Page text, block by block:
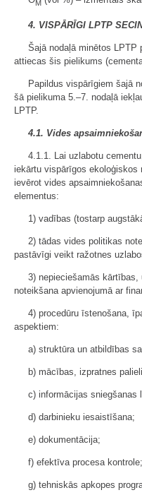
M
4. VISPĀRĪGI LPTP
Šajā nodaļā minētos LPTP
attiecas šis pielikums
Papildus vispārīgiem šajā
šā pielikuma 5.–7. nodaļā
LPTP.
4.1. Vides
4.1.1. Lai uzlabotu
iekārtu vispārīgos
ievērot vides
elementus:
1) vadības (tostarp
2) tādas vides politikas
pastāvīgi veikt ražotnes
3) nepieciešamās kārtības,
noteikšana apvienojumā ar
4) procedūru īstenošana,
aspektiem:
a) struktūra un atbildības
b) mācības, izpratnes
c) informācijas sniegšanas
d) darbinieku iesaistīšana;
e) dokumentācija;
f) efektīva procesa kontrole;
g) tehniskās apkopes